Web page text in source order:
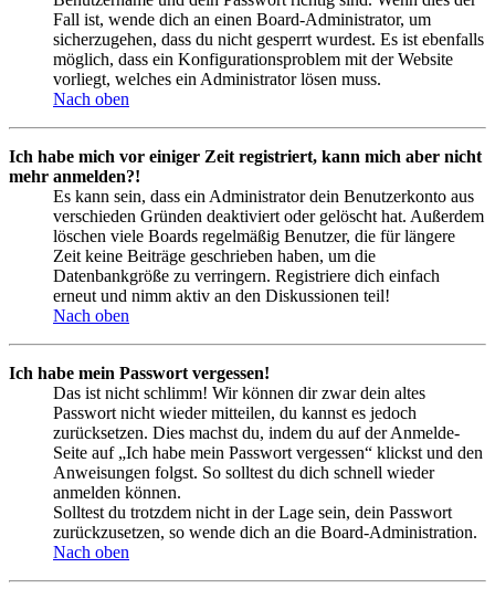
Fall ist, wende dich an einen Board-Administrator, um
sicherzugehen, dass du nicht gesperrt wurdest. Es ist ebenfalls
möglich, dass ein Konfigurationsproblem mit der Website
vorliegt, welches ein Administrator lösen muss.
Nach oben
Ich habe mich vor einiger Zeit registriert, kann mich aber nicht
mehr anmelden?!
Es kann sein, dass ein Administrator dein Benutzerkonto aus
verschieden Gründen deaktiviert oder gelöscht hat. Außerdem
löschen viele Boards regelmäßig Benutzer, die für längere
Zeit keine Beiträge geschrieben haben, um die
Datenbankgröße zu verringern. Registriere dich einfach
erneut und nimm aktiv an den Diskussionen teil!
Nach oben
Ich habe mein Passwort vergessen!
Das ist nicht schlimm! Wir können dir zwar dein altes
Passwort nicht wieder mitteilen, du kannst es jedoch
zurücksetzen. Dies machst du, indem du auf der Anmelde-
Seite auf „Ich habe mein Passwort vergessen“ klickst und den
Anweisungen folgst. So solltest du dich schnell wieder
anmelden können.
Solltest du trotzdem nicht in der Lage sein, dein Passwort
zurückzusetzen, so wende dich an die Board-Administration.
Nach oben